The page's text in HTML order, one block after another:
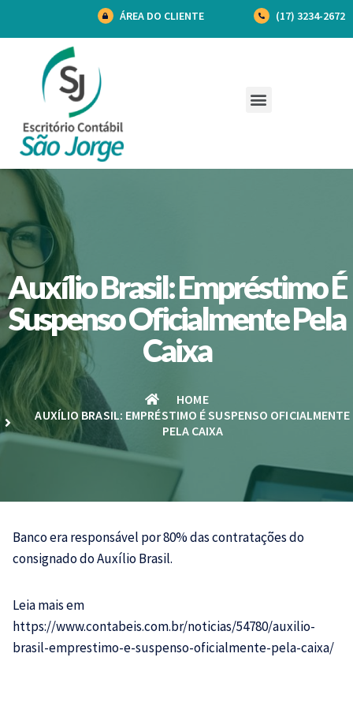
ÁREA DO CLIENTE (17) 3234-2672
Auxílio Brasil: Empréstimo É
Suspenso Oficialmente Pela
Caixa
HOME
AUXÍLIO BRASIL: EMPRÉSTIMO É SUSPENSO OFICIALMENTE
PELA CAIXA
Banco era responsável por 80% das contratações do
consignado do Auxílio Brasil.
Leia mais em
https://www.contabeis.com.br/noticias/54780/auxilio-
brasil-emprestimo-e-suspenso-oficialmente-pela-caixa/